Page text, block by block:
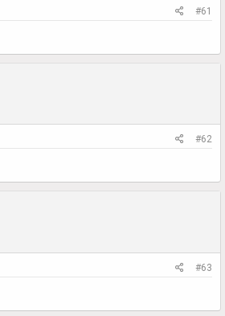
#61
#62
#63